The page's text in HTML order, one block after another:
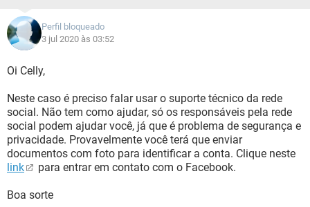
Perfil bloqueado
3 jul 2020 às 03:52
Oi Celly,
Neste caso é preciso falar usar o suporte técnico da rede
social. Não tem como ajudar, só os responsáveis pela rede
social podem ajudar você, já que é problema de segurança e
privacidade. Provavelmente você terá que enviar
documentos com foto para identificar a conta. Clique neste
link
para entrar em contato com o Facebook.
Boa sorte